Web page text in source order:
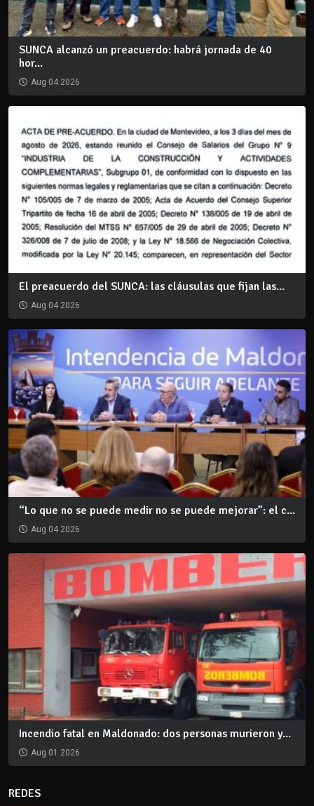
SUNCA alcanzó un preacuerdo: habrá jornada de 40
hor...
Aug 04 2026
El preacuerdo del SUNCA: las cláusulas que fijan las...
Aug 04 2026
“Lo que no se puede medir no se puede mejorar”: el c...
Aug 04 2026
Incendio fatal en Maldonado: dos personas murieron y...
Aug 01 2026
REDES